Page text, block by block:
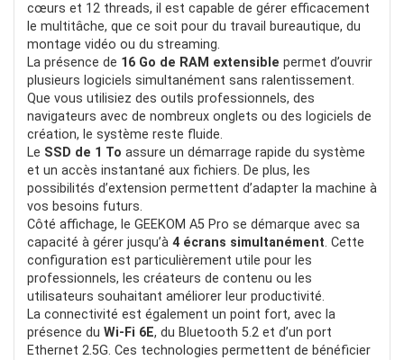
Accessoires Dji
CONTRE:
Format carré
cœurs et 12 threads, il est capable de gérer efficacement
le multitâche, que ce soit pour du travail bureautique, du
montage vidéo ou du streaming.
La présence de 16 Go de RAM extensible permet d’ouvrir
plusieurs logiciels simultanément sans ralentissement.
Que vous utilisiez des outils professionnels, des
navigateurs avec de nombreux onglets ou des logiciels de
création, le système reste fluide.
Le SSD de 1 To assure un démarrage rapide du système
et un accès instantané aux fichiers. De plus, les
possibilités d’extension permettent d’adapter la machine à
vos besoins futurs.
Côté affichage, le GEEKOM A5 Pro se démarque avec sa
capacité à gérer jusqu’à 4 écrans simultanément. Cette
configuration est particulièrement utile pour les
professionnels, les créateurs de contenu ou les
utilisateurs souhaitant améliorer leur productivité.
La connectivité est également un point fort, avec la
présence du Wi-Fi 6E, du Bluetooth 5.2 et d’un port
Ethernet 2.5G. Ces technologies permettent de bénéficier